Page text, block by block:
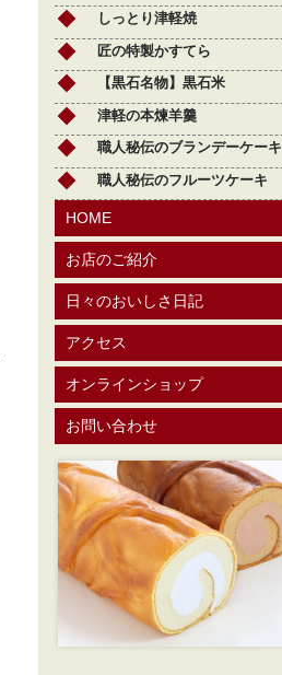
しっとり津軽焼
匠の特製かすてら
【黒石名物】黒石米
津軽の本煉羊羹
職人秘伝のブランデーケーキ
職人秘伝のフルーツケーキ
HOME
お店のご紹介
日々のおいしさ日記
アクセス
オンラインショップ
お問い合わせ